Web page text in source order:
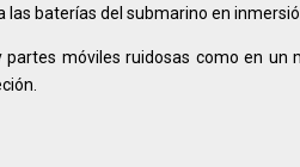
las baterías del submarino en
partes móviles ruidosas como en un